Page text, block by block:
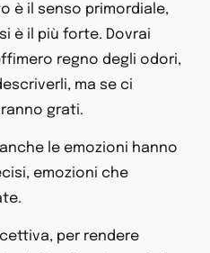
è il senso primordiale,
è il più forte. Dovrai
regno degli odori,
ma se ci
grati.
le emozioni hanno
emozioni che
per rendere